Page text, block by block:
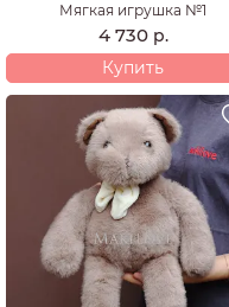
Мягкая игрушка №1
4 730 р.
Купить